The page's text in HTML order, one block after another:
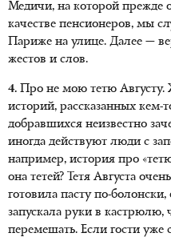
Медичи, на которой прежде
качестве пенсионеров, мы
Париже на улице. Далее —
жестов и слов.
4. Про не мою тетю Августу.
историй, рассказанных кем-
добравшихся неизвестно
иногда действуют люди с
например, история про
она тетей? Тетя Августа
готовила пасту по-болонски,
запускала руки в кастрюлю,
перемешать. Если гости уже